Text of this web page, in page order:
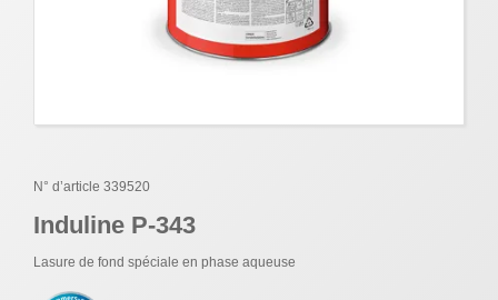
N° d’article 339520
Induline P-343
Lasure de fond spéciale en phase aqueuse